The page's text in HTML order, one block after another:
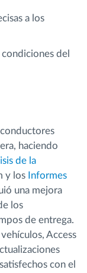
a los
del
haciendo
de la
y los Informes
una mejora
los
de entrega.
Access
con el